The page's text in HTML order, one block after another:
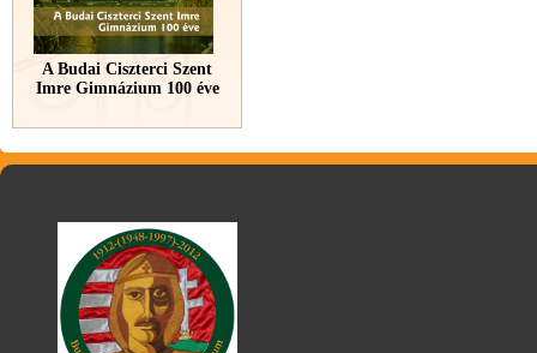
A Budai Ciszterci Szent
Imre Gimnázium 100 éve